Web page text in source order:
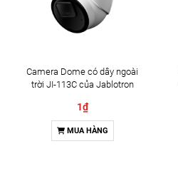
Camera Dome có dây ngoài
trời JI-113C của Jablotron
1₫
MUA HÀNG